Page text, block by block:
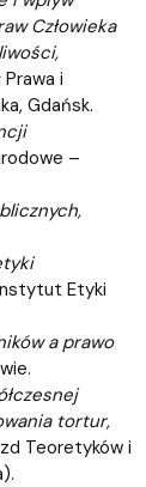
Człowieka
i
Gdańsk.
–
Etyki
a prawo
tortur,
Teoretyków i